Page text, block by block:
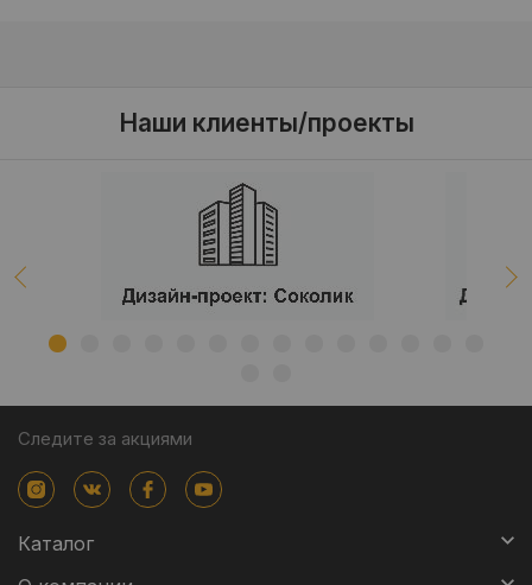
Наши клиенты/проекты
Следите за акциями
Каталог